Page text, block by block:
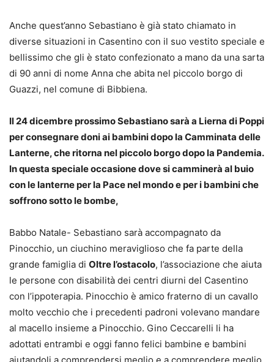
Anche quest’anno Sebastiano è già stato chiamato in
diverse situazioni in Casentino con il suo vestito speciale e
bellissimo che gli è stato confezionato a mano da una sarta
di 90 anni di nome Anna che abita nel piccolo borgo di
Guazzi, nel comune di Bibbiena.
Il 24 dicembre prossimo Sebastiano sarà a Lierna di Poppi
per consegnare doni ai bambini dopo la Camminata delle
Lanterne, che ritorna nel piccolo borgo dopo la Pandemia.
In questa speciale occasione dove si camminerà al buio
con le lanterne per la Pace nel mondo e per i bambini che
soffrono sotto le bombe,
Babbo Natale- Sebastiano sarà accompagnato da
Pinocchio, un ciuchino meraviglioso che fa parte della
grande famiglia di Oltre l’ostacolo, l’associazione che aiuta
le persone con disabilità dei centri diurni del Casentino
con l’ippoterapia. Pinocchio è amico fraterno di un cavallo
molto vecchio che i precedenti padroni volevano mandare
al macello insieme a Pinocchio. Gino Ceccarelli li ha
adottati entrambi e oggi fanno felici bambine e bambini